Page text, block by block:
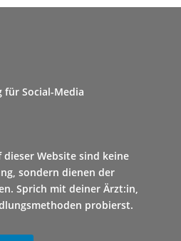
für Social-Media
Website sind keine
sondern dienen der
Sprich mit deiner Ärzt:in,
probierst.